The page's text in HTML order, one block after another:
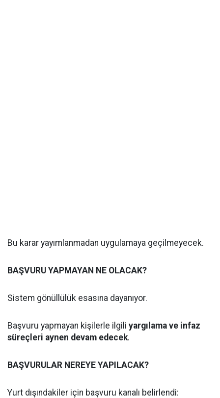
Bu karar yayımlanmadan uygulamaya geçilmeyecek.
BAŞVURU YAPMAYAN NE OLACAK?
Sistem gönüllülük esasına dayanıyor.
Başvuru yapmayan kişilerle ilgili yargılama ve infaz
süreçleri aynen devam edecek.
BAŞVURULAR NEREYE YAPILACAK?
Yurt dışındakiler için başvuru kanalı belirlendi: